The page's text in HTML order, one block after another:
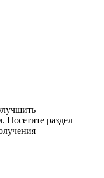
Посетите раздел